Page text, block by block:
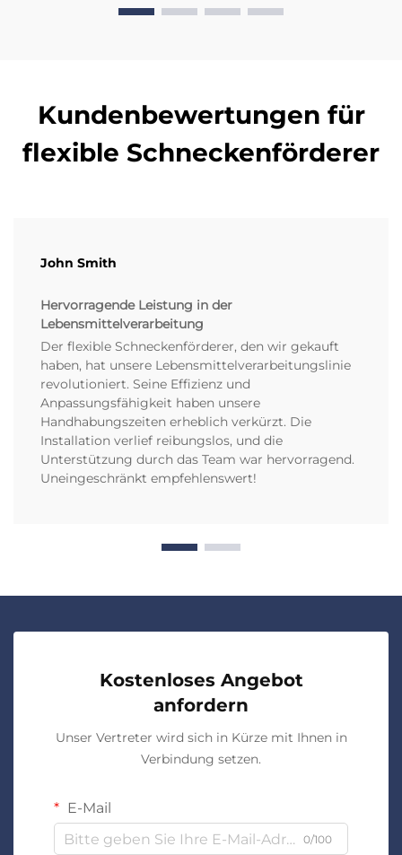
Kundenbewertungen für
flexible Schneckenförderer
John Smith
Hervorragende Leistung in der
Lebensmittelverarbeitung
Der flexible Schneckenförderer, den wir gekauft
haben, hat unsere Lebensmittelverarbeitungslinie
revolutioniert. Seine Effizienz und
Anpassungsfähigkeit haben unsere
Handhabungszeiten erheblich verkürzt. Die
Installation verlief reibungslos, und die
Unterstützung durch das Team war hervorragend.
Uneingeschränkt empfehlenswert!
Kostenloses Angebot
anfordern
Unser Vertreter wird sich in Kürze mit Ihnen in
Verbindung setzen.
E-Mail
0/100